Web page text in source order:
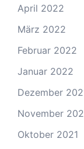
April 2022
März 2022
Februar 2022
Januar 2022
Dezember
November
Oktober 2021